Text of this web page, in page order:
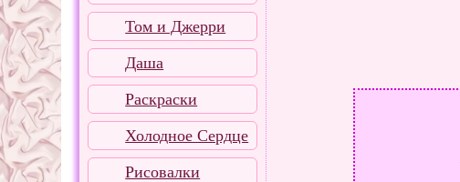
Том и Джерри
Даша
Раскраски
Холодное Сердце
Рисовалки